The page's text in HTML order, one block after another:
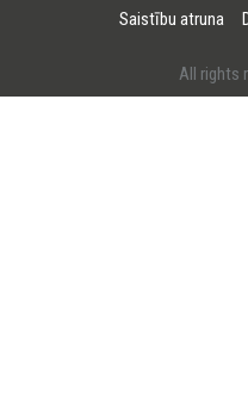
Saistību atruna
All rights